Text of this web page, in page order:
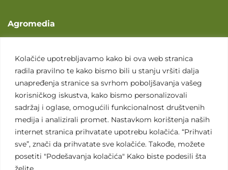
Kolačiće upotrebljavamo kako bi ova web stranica
radila pravilno te kako bismo bili u stanju vršiti dalja
unapređenja stranice sa svrhom poboljšavanja vašeg
korisničkog iskustva, kako bismo personalizovali
sadržaj i oglase, omogućili funkcionalnost društvenih
medija i analizirali promet. Nastavkom korištenja naših
internet stranica prihvatate upotrebu kolačića. “Prihvati
sve”, znači da prihvatate sve kolačiće. Takođe, možete
posetiti "Podešavanja kolačića" Kako biste podesili šta
Agromedia
Svet poljoprivrede
Marketing usluge
Tražimo saradnike
Kontakt
Kontakt